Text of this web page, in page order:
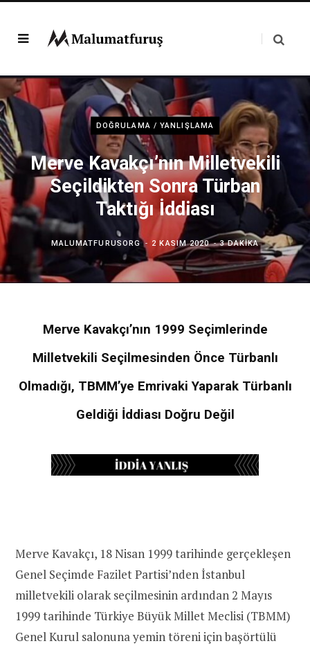
DOĞRULAMA / YANLIŞLAMA
Merve Kavakçı’nın Milletvekili
Seçildikten Sonra Türban
Taktığı İddiası
MALUMATFURUSORG 2 KASIM 2020 3 DAKIKA
Merve Kavakçı’nın 1999 Seçimlerinde
Milletvekili Seçilmesinden Önce Türbanlı
Olmadığı, TBMM’ye Emrivaki Yaparak Türbanlı
Geldiği İddiası Doğru Değil
Merve Kavakçı, 18 Nisan 1999 tarihinde gerçekleşen
Genel Seçimde Fazilet Partisi’nden İstanbul
milletvekili olarak seçilmesinin ardından 2 Mayıs
1999 tarihinde Türkiye Büyük Millet Meclisi (TBMM)
Genel Kurul salonuna yemin töreni için başörtülü